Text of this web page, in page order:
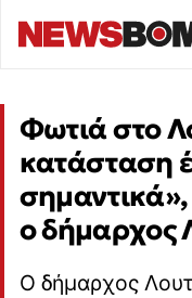
Φωτιά στο
κατάσταση
o δήμαρχος
Ο δήμαρχος